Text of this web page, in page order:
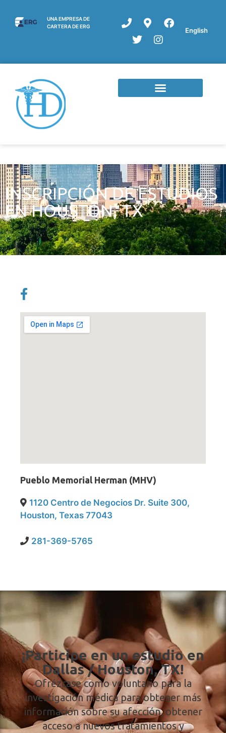
UNA EMPRESA DE
CARTERA DE ERG
English
INSCRIPCIÓN DE ESTUDIOS
EN HOUSTON, TX
Pueblo Memorial Herman (MHV)
1120 Centro de Negocios Dr. Suite 300,
Houston, Texas 77043
281-369-5765
¡Participe en un estudio en
Dallas / Houston, TX!
Ofrézcase como voluntario para la
investigación médica para obtener más
información sobre su afección, obtener
acceso a nuevos tratamientos y